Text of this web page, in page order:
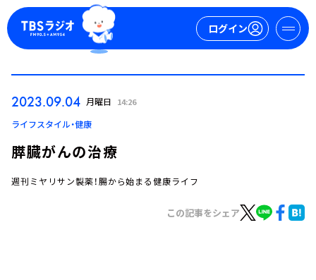
ログイン
ログイン
2023.09.04 月曜日 14:26
ライフスタイル・健康
膵臓がんの治療
週刊ミヤリサン製薬！腸から始まる健康ライフ
この記事をシェア